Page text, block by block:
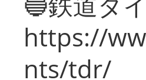
https://
nts/tdr/